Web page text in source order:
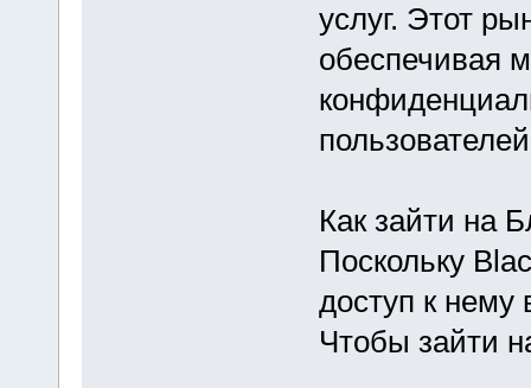
услуг. Этот
обеспечивая
Как зайти на
Поскольку
доступ к нему
Чтобы зайти